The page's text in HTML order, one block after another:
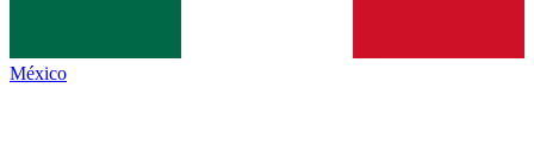
México